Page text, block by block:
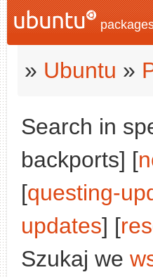
» Ubuntu »
Search in
backports] [
[questing-
updates] [
Szukaj we